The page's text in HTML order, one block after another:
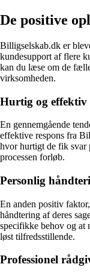
De positive
Billigselskab.dk er
kundesupport af flere
kan du læse om de
virksomheden.
Hurtig og effektiv
En gennemgående
effektive respons fra
hvor hurtigt de fik svar
processen forløb.
Personlig
En anden positiv
håndtering af deres
specifikke behov og at
løst tilfredsstillende.
Professionel